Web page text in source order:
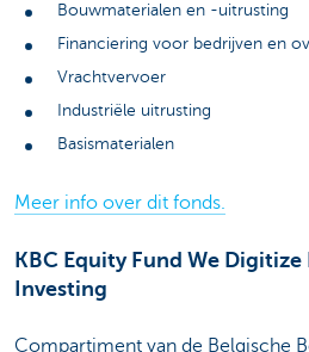
Bouwmaterialen en -uitrusting
Financiering voor bedrijven en
Vrachtvervoer
Industriële uitrusting
Basismaterialen
Meer info over dit fonds.
KBC Equity Fund We Digitize
Investing
Compartiment van de Belgische